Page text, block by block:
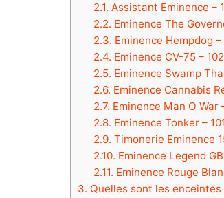
2.1. Assistant Eminence –
2.2. Eminence The
2.3. Eminence Hempdog –
2.4. Eminence CV-75 –
2.5. Eminence Swamp
2.6. Eminence Cannabis
2.7. Eminence Man O War
2.8. Eminence Tonker –
2.9. Timonerie Eminence
2.10. Eminence Legend
2.11. Eminence Rouge
3. Quelles sont les